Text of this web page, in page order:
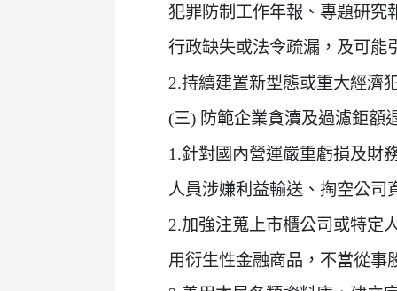
犯罪防制工作年報、專題研究
行政缺失或法令疏漏，及可能
2.持續建置新型態或重大經濟
(三) 防範企業貪瀆及過濾鉅額
1.針對國內營運嚴重虧損及財
人員涉嫌利益輸送、掏空公司
2.加強注蒐上市櫃公司或特定
用衍生性金融商品，不當從事